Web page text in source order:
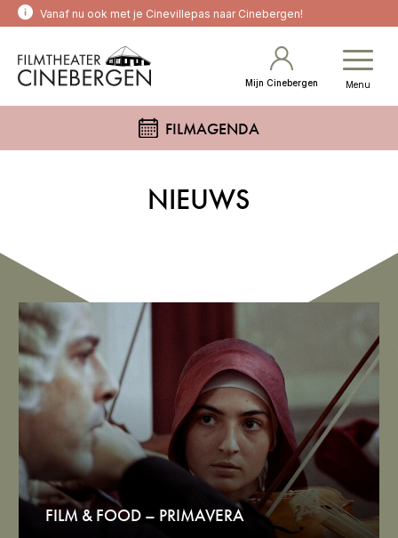
Vanaf nu ook met je Cinevillepas naar Cinebergen!
Mijn Cinebergen Menu
FILMAGENDA
NIEUWS
FILM & FOOD – PRIMAVERA